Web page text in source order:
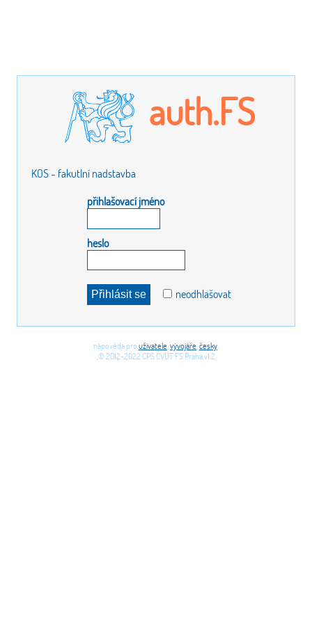
auth.FS
KOS - fakutlní nadstavba
přihlašovací jméno
heslo
neodhlašovat
nápověda pro uživatele vývojáře česky
,© 2012-2022 CPS ČVUT FS Praha v1.2